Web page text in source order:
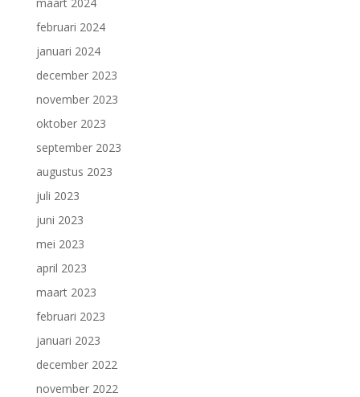
februari 2024
januari 2024
december 2023
november 2023
oktober 2023
september 2023
augustus 2023
juli 2023
juni 2023
mei 2023
april 2023
maart 2023
februari 2023
januari 2023
december 2022
november 2022